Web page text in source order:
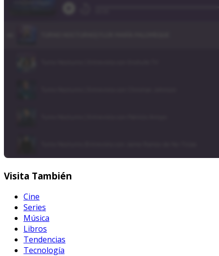
Visita También
Cine
Series
Música
Libros
Tendencias
Tecnología